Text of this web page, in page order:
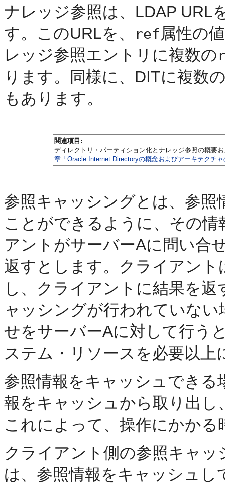
ナレッジ参照は、LDAP URL
す。このURLを、
ref 属性の
レッジ参照エントリに複数の
ります。同様に、DITに複数
もあります。
関連項目:
ディレクトリ・パーティション化とナレッジ参照の概要
章「Oracle Internet Directoryの概念およびアーキテクチャ
参照キャッシングとは、 参照
ことができるように、その
アントがサーバーAに問い合
返すとします。クライアン
し、クライアントに結果を
ャッシングが行われていな
せをサーバーAに対して行う
ステム・リソースを必要以
参照情報をキャッシュできる
報をキャッシュから取り出
これによって、操作にかか
クライアント側の参照キャ
は、参照情報をキャッシュ